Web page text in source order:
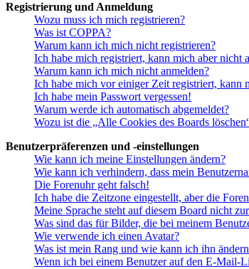
Registrierung und Anmeldung
Wozu muss ich mich registrieren?
Was ist COPPA?
Warum kann ich mich nicht registrieren?
Ich habe mich registriert, kann mich aber nicht
Warum kann ich mich nicht anmelden?
Ich habe mich vor einiger Zeit registriert, kann
Ich habe mein Passwort vergessen!
Warum werde ich automatisch abgemeldet?
Wozu ist die „Alle Cookies des Boards
Benutzerpräferenzen und -einstellungen
Wie kann ich meine Einstellungen ändern?
Wie kann ich verhindern, dass mein
Die Forenuhr geht falsch!
Ich habe die Zeitzone eingestellt, aber die
Meine Sprache steht auf diesem Board nicht
Was sind das für Bilder, die bei meinem
Wie verwende ich einen Avatar?
Was ist mein Rang und wie kann ich ihn
Wenn ich bei einem Benutzer auf den E-Mail-